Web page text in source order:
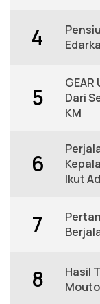
4
5
Dari
KM
6
Ikut
7
8
Hasil